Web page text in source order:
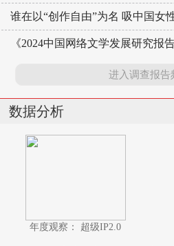
谁在以“创作自由”为名 吸中国女
《2024中国网络文学发展研究报
进入调查报告
数据分析
年度观察： 超级IP2.0